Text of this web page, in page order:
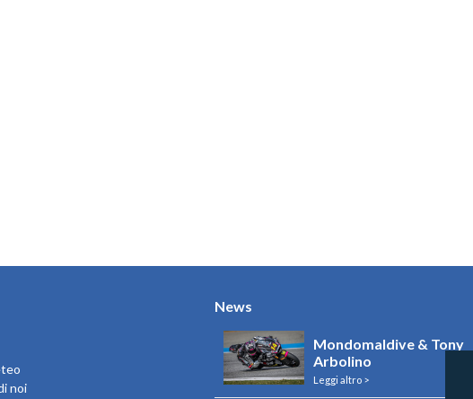
noi
News
Mondomaldive & Tony
Arbolino
Leggi altro >